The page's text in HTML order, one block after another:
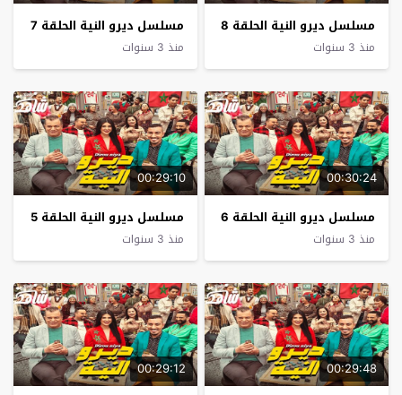
مسلسل ديرو النية الحلقة 8
منذ 3 سنوات
مسلسل ديرو النية الحلقة 7
منذ 3 سنوات
00:30:24
مسلسل ديرو النية الحلقة 6
منذ 3 سنوات
00:29:10
مسلسل ديرو النية الحلقة 5
منذ 3 سنوات
00:29:48
00:29:12